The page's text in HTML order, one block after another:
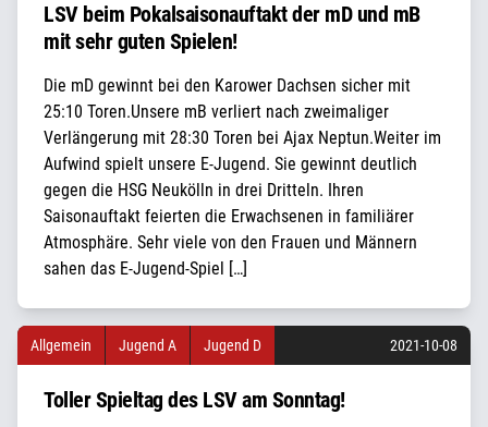
LSV beim Pokalsaisonauftakt der mD und mB
mit sehr guten Spielen!
Die mD gewinnt bei den Karower Dachsen sicher mit
25:10 Toren.Unsere mB verliert nach zweimaliger
Verlängerung mit 28:30 Toren bei Ajax Neptun.Weiter im
Aufwind spielt unsere E-Jugend. Sie gewinnt deutlich
gegen die HSG Neukölln in drei Dritteln. Ihren
Saisonauftakt feierten die Erwachsenen in familiärer
Atmosphäre. Sehr viele von den Frauen und Männern
sahen das E-Jugend-Spiel […]
Allgemein Jugend A Jugend D 2021-10-08
Toller Spieltag des LSV am Sonntag!